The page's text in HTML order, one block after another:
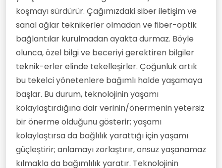
koşmayı sürdürür. Çağımızdaki siber iletişim ve
sanal ağlar teknikerler olmadan ve fiber-optik
bağlantılar kurulmadan ayakta durmaz. Böyle
olunca, özel bilgi ve beceriyi gerektiren bilgiler
teknik-erler elinde tekelleşirler. Çoğunluk artık
bu tekelci yönetenlere bağımlı halde yaşamaya
başlar. Bu durum, teknolojinin yaşamı
kolaylaştırdığına dair verinin/önermenin yetersiz
bir önerme olduğunu gösterir; yaşamı
kolaylaştırsa da bağlılık yarattığı için yaşamı
güçleştirir; anlamayı zorlaştırır, onsuz yaşanamaz
kılmakla da bağımlılık yaratır. Teknolojinin